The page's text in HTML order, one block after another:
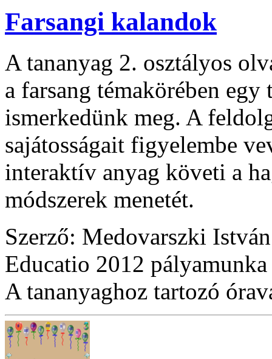
Farsangi kalandok
A tananyag 2. osztályos
a farsang témakörében
ismerkedünk meg. A
sajátosságait figyelembe
interaktív anyag követi a
módszerek menetét.
Szerző: Medovarszki István
Educatio 2012 pályamunka
A tananyaghoz tartozó